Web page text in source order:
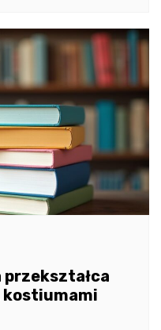
kostiumami